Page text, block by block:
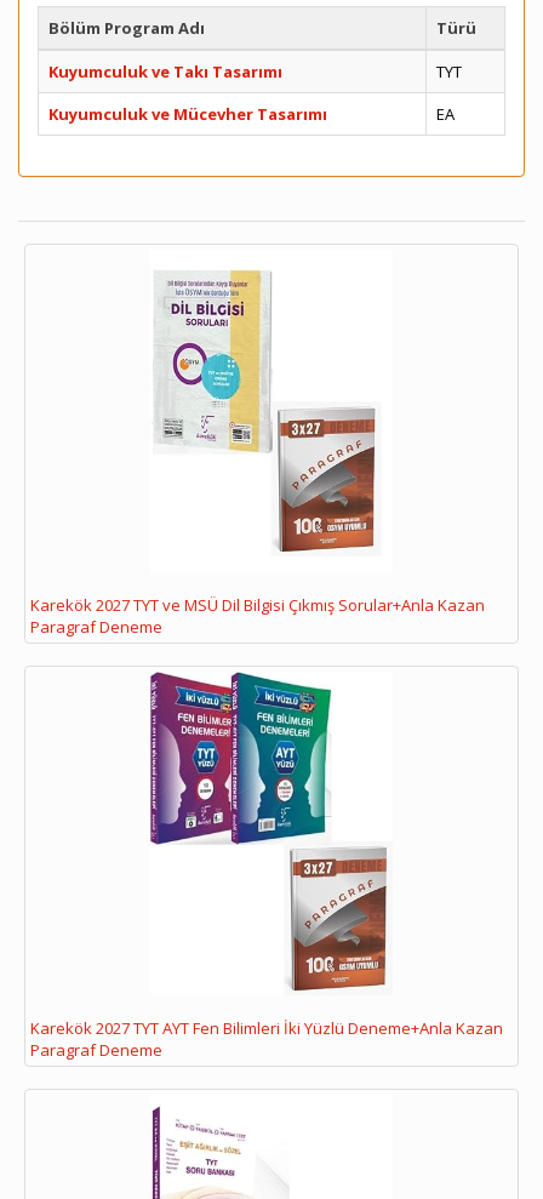
Bölüm Program Adı
Türü
Kuyumculuk ve Takı Tasarımı
TYT
Kuyumculuk ve Mücevher Tasarımı
EA
Karekök 2027 TYT ve MSÜ Dil Bilgisi Çıkmış Sorular+Anla Kazan
Paragraf Deneme
Karekök 2027 TYT AYT Fen Bilimleri İki Yüzlü Deneme+Anla Kazan
Paragraf Deneme